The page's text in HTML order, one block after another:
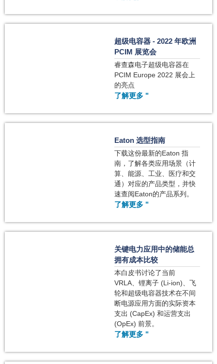
超级电容器 - 2022 年欧洲
PCIM 展览会
睿查森电子超级电容器在
PCIM Europe 2022 展会上
的亮点
了解更多 "
Eaton 选型指南
下载这份最新的Eaton 指
南，了解各类应用场景（计
算、能源、工业、医疗和交
通）对应的产品类型，并快
速查阅Eaton的产品系列。
了解更多 "
关键电力应用中的储能总
拥有成本比较
本白皮书讨论了当前
VRLA、锂离子 (Li-ion)、飞
轮和超级电容器技术在不间
断电源应用方面的实际资本
支出 (CapEx) 和运营支出
(OpEx) 前景。
了解更多 "